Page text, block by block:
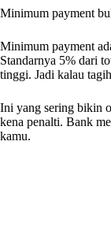
Minimum payment
Minimum payment
Standarnya 5% dari
tinggi. Jadi kalau
Ini yang sering bikin
kena penalti. Bank
kamu.